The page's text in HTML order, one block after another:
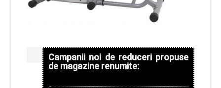
Campanii noi de reduceri propuse
de magazine renumite: